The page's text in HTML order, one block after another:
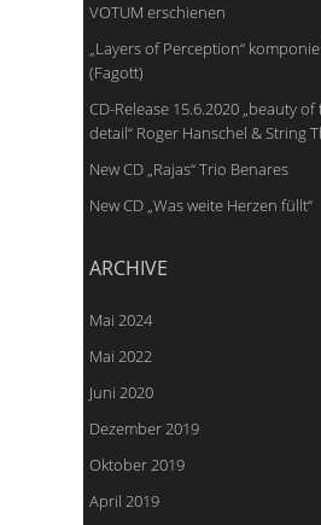
VOTUM erschienen
„Layers of Perception“
(Fagott)
CD-Release 15.6.2020 „beauty
detail“ Roger Hanschel & String
New CD „Rajas“ Trio Benares
New CD „Was weite Herzen füllt“
ARCHIVE
Mai 2024
Mai 2022
Juni 2020
Dezember 2019
Oktober 2019
April 2019